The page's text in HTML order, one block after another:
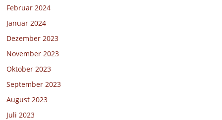
Februar 2024
Januar 2024
Dezember 2023
November 2023
Oktober 2023
September 2023
August 2023
Juli 2023